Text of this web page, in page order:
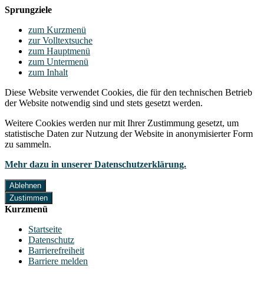
Sprungziele
zum Kurzmenü
zur Volltextsuche
zum Hauptmenü
zum Untermenü
zum Inhalt
Diese Website verwendet Cookies, die für den technischen Betrieb
der Website notwendig sind und stets gesetzt werden.
Weitere Cookies werden nur mit Ihrer Zustimmung gesetzt, um
statistische Daten zur Nutzung der Website in anonymisierter Form
zu sammeln.
Mehr dazu in unserer Datenschutzerklärung.
Ablehnen
Zustimmen
Kurzmenü
Startseite
Datenschutz
Barrierefreiheit
Barriere melden